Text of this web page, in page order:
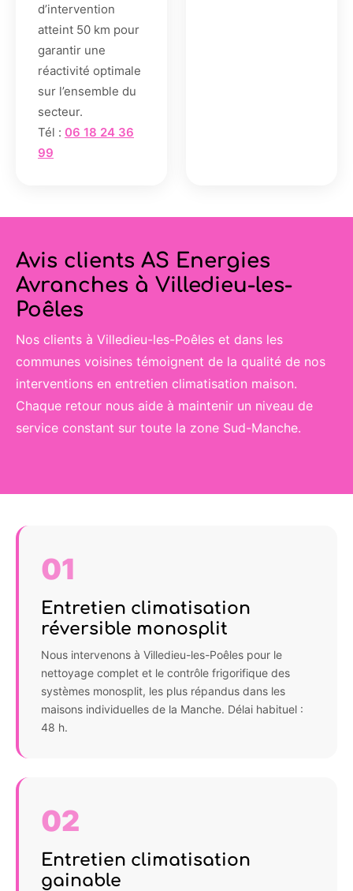
d’intervention
atteint 50 km pour
garantir une
réactivité optimale
sur l’ensemble du
secteur.
Tél : 06 18 24 36
99
Avis clients AS Energies
Avranches à Villedieu-les-
Poêles
Nos clients à Villedieu-les-Poêles et dans les
communes voisines témoignent de la qualité de nos
interventions en entretien climatisation maison.
Chaque retour nous aide à maintenir un niveau de
service constant sur toute la zone Sud-Manche.
01
Entretien climatisation
réversible monosplit
Nous intervenons à Villedieu-les-Poêles pour le
nettoyage complet et le contrôle frigorifique des
systèmes monosplit, les plus répandus dans les
maisons individuelles de la Manche. Délai habituel :
48 h.
02
Entretien climatisation
gainable